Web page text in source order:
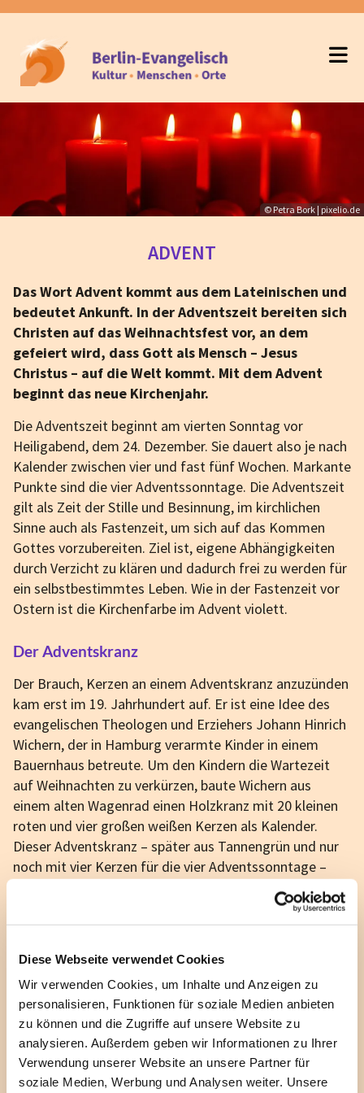
Diese Webseite verwendet Cookies
Wir verwenden Cookies, um Inhalte und Anzeigen zu
personalisieren, Funktionen für soziale Medien anbieten
zu können und die Zugriffe auf unsere Website zu
analysieren. Außerdem geben wir Informationen zu Ihrer
Verwendung unserer Website an unsere Partner für
soziale Medien, Werbung und Analysen weiter. Unsere
© Petra Bork | pixelio.de
ADVENT
Das Wort Advent kommt aus dem Lateinischen und
bedeutet Ankunft. In der Adventszeit bereiten sich
Christen auf das Weihnachtsfest vor, an dem
gefeiert wird, dass Gott als Mensch – Jesus
Christus – auf die Welt kommt. Mit dem Advent
beginnt das neue Kirchenjahr.
Die Adventszeit beginnt am vierten Sonntag vor
Heiligabend, dem 24. Dezember. Sie dauert also je nach
Kalender zwischen vier und fast fünf Wochen. Markante
Punkte sind die vier Adventssonntage. Die Adventszeit
gilt als Zeit der Stille und Besinnung, im kirchlichen
Sinne auch als Fastenzeit, um sich auf das Kommen
Gottes vorzubereiten. Ziel ist, eigene Abhängigkeiten
durch Verzicht zu klären und dadurch frei zu werden für
ein selbstbestimmtes Leben. Wie in der Fastenzeit vor
Ostern ist die Kirchenfarbe im Advent violett.
Der Adventskranz
Der Brauch, Kerzen an einem Adventskranz anzuzünden
kam erst im 19. Jahrhundert auf. Er ist eine Idee des
evangelischen Theologen und Erziehers Johann Hinrich
Wichern, der in Hamburg verarmte Kinder in einem
Bauernhaus betreute. Um den Kindern die Wartezeit
auf Weihnachten zu verkürzen, baute Wichern aus
einem alten Wagenrad einen Holzkranz mit 20 kleinen
roten und vier großen weißen Kerzen als Kalender.
Dieser Adventskranz – später aus Tannengrün und nur
noch mit vier Kerzen für die vier Adventssonntage –
setzte sich schnell in ganz Deutschland und Österreich
Heiligabend. Mit Gottesdiensten, Christmetten,
Krippenspielen beginnt dieWeihnachtszeit. Traditionell
wird in den Gottesdiensten die Weihnachtsgeschichte
vorgelesen.
Veranstaltungen im Advent